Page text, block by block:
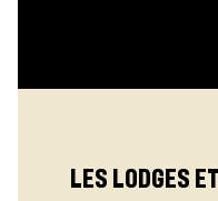
LES LODGES